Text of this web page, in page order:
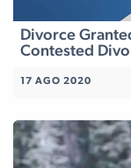
Divorce
Contested
17 AGO 2020